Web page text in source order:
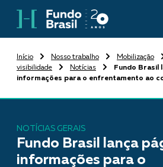
Início Nosso trabalho Mobilização
visibilidade
Notícias
Fundo Brasil
informações para o enfrentamento ao
NOTÍCIAS GERAIS
Fundo Brasil lança
informações para o